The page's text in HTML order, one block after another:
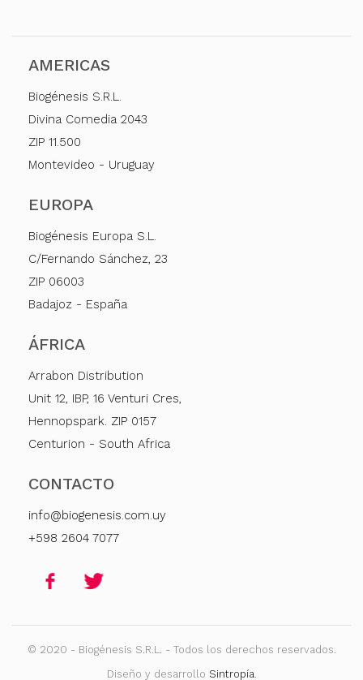
AMERICAS
Biogénesis S.R.L.
Divina Comedia 2043
ZIP 11.500
Montevideo - Uruguay
EUROPA
Biogénesis Europa S.L.
C/Fernando Sánchez, 23
ZIP 06003
Badajoz - España
ÁFRICA
Arrabon Distribution
Unit 12, IBP, 16 Venturi Cres,
Hennopspark. ZIP 0157
Centurion - South Africa
CONTACTO
info@biogenesis.com.uy
+598 2604 7077
© 2020 - Biogénesis S.R.L. - Todos los derechos reservados.
Diseño y desarrollo Sintropía